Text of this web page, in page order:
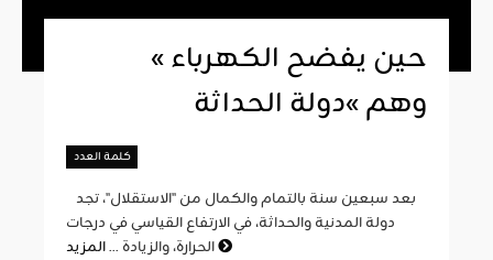
« حين يفضح الكهرباء
وهم »دولة الحداثة
كلمة العدد
دولة المدنية والحداثة، في الارتفاع القياسي في درجات
الحرارة، والزيادة ...